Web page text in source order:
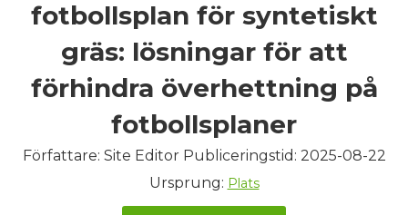
fotbollsplan för syntetiskt
gräs: lösningar för att
förhindra överhettning på
fotbollsplaner
Författare: Site Editor Publiceringstid: 2025-08-22
Ursprung: Plats